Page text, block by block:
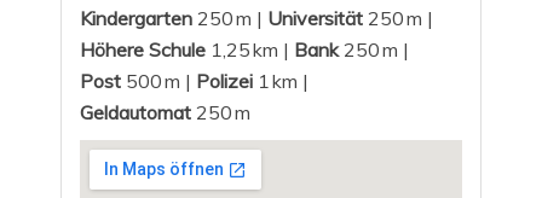
Kindergarten 250 m | Universität 250 m |
Höhere Schule 1,25 km | Bank250 m |
Post 500 m | Polizei 1 km |
Geldautomat 250 m